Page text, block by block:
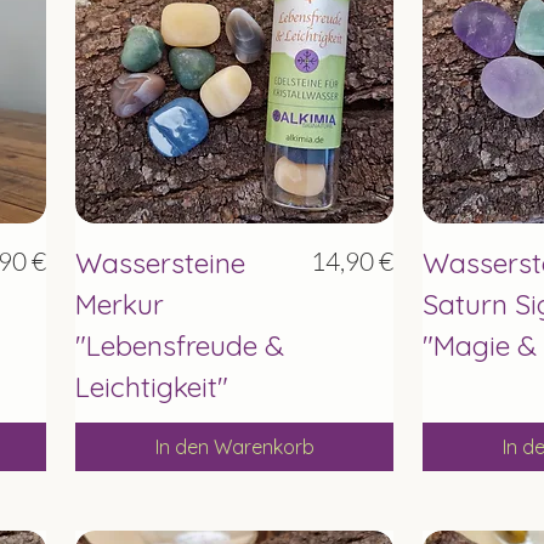
€ Schnellansicht
Wassersteine
Merkur
"Lebensfreude &
Leichtigkeit"
Preis
14,90 €
In den Warenkorb
Saturn
"Magie
In